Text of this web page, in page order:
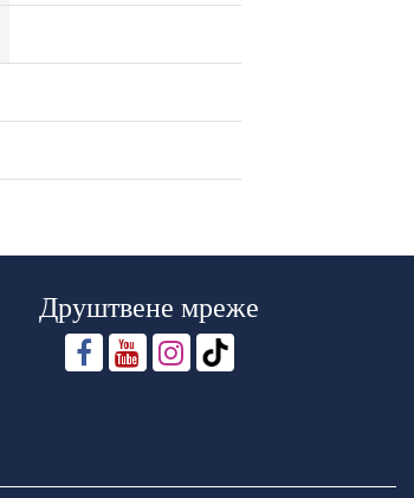
Друштвене мреже